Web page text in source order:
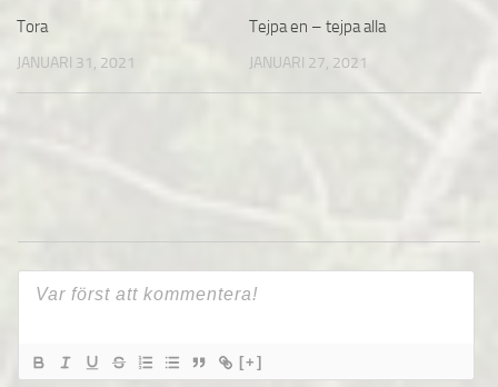
Tora
JANUARI 31, 2021
Tejpa en – tejpa alla
JANUARI 27, 2021
[+]